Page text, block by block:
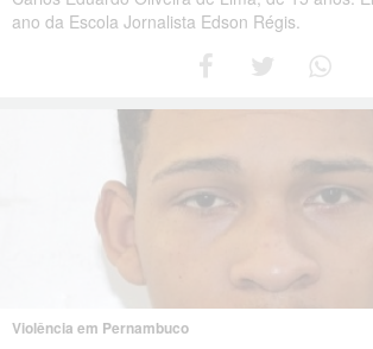
ano da Escola Jornalista Edson Régis.
Violência em Pernambuco